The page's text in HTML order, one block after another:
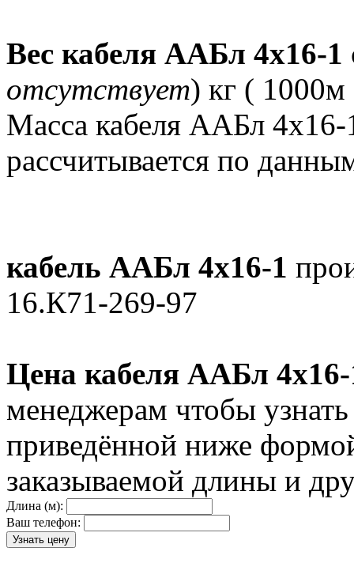
Вес кабеля ААБл 4х16-1
отсутствует) кг ( 1000м
Масса кабеля ААБл 4х16-
рассчитывается по
кабель ААБл 4х16-1
16.К71-269-97
Цена кабеля ААБл
менеджерам чтобы
приведённой ниже
заказываемой длины и
Длина (м):
Ваш телефон: